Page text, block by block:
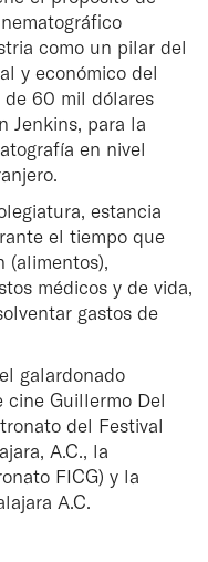
como un pilar del
y económico del
de 60 mil dólares
Jenkins, para la
en nivel
estancia
el tiempo que
(alimentos),
médicos y de vida,
gastos de
galardonado
cine Guillermo Del
del Festival
A.C., la
FICG) y la
A.C.